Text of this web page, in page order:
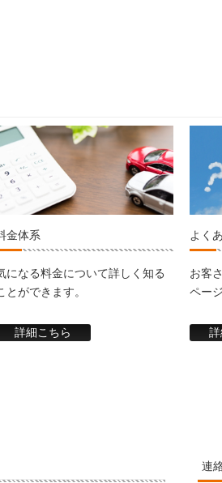
金体系
になる料金について詳しく知る
とができます。
詳細こちら
よく
お客
ペー
詳
連